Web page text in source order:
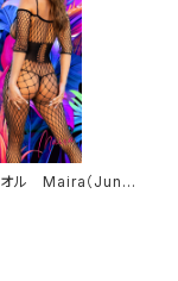
オル Maira（Jungl